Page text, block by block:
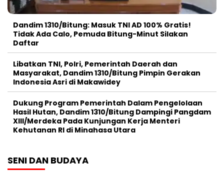
Dandim 1310/Bitung: Masuk TNI AD 100% Gratis!
Tidak Ada Calo, Pemuda Bitung-Minut Silakan
Daftar
Libatkan TNI, Polri, Pemerintah Daerah dan
Masyarakat, Dandim 1310/Bitung Pimpin Gerakan
Indonesia Asri di Makawidey
Dukung Program Pemerintah Dalam Pengelolaan
Hasil Hutan, Dandim 1310/Bitung Dampingi Pangdam
XIII/Merdeka Pada Kunjungan Kerja Menteri
Kehutanan RI di Minahasa Utara
SENI DAN BUDAYA